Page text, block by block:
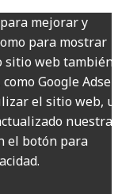
mejorar y
para mostrar
sitio web también
Google
el sitio web,
nuestra
el botón para